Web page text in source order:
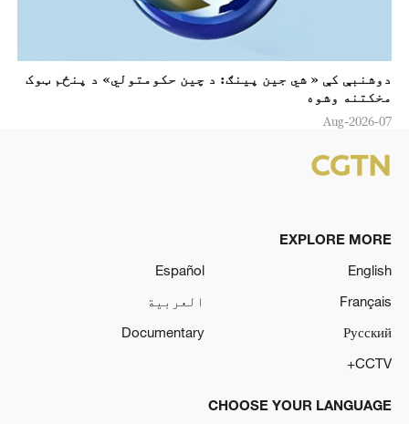
دوشنبې کې « شي جين پینګ: د چين حکومتولي» د پنځم ټوک
مخکتنه وشوه
07-Aug-2026
EXPLORE MORE
English
Español
Français
العربية
Русский
Documentary
CCTV+
CHOOSE YOUR LANGUAGE